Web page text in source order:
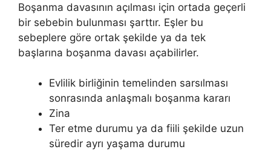
Boşanma davasının açılması için ortada geçerli
bir sebebin bulunması şarttır. Eşler bu
sebeplere göre ortak şekilde ya da tek
başlarına boşanma davası açabilirler.
Evlilik birliğinin temelinden sarsılması
sonrasında anlaşmalı boşanma kararı
Zina
Ter etme durumu ya da fiili şekilde uzun
süredir ayrı yaşama durumu